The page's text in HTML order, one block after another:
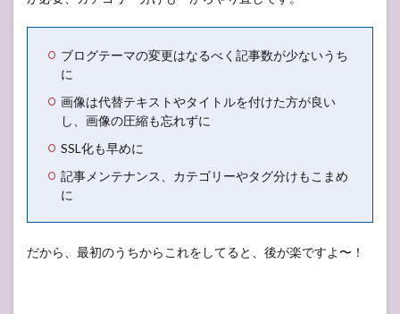
ブログテーマの変更はなるべく記事数が少ないうち
に
画像は代替テキストやタイトルを付けた方が良い
し、画像の圧縮も忘れずに
SSL化も早めに
記事メンテナンス、カテゴリーやタグ分けもこまめ
に
だから、最初のうちからこれをしてると、後が楽ですよ〜！